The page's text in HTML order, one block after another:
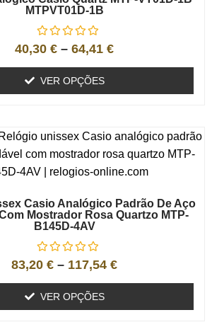
MTPVT01D-1B
40,30 € – 64,41 €
VER OPÇÕES
Casio Analógico Padrão De Aço
Mostrador Rosa Quartzo MTP-
B145D-4AV
83,20 € – 117,54 €
VER OPÇÕES